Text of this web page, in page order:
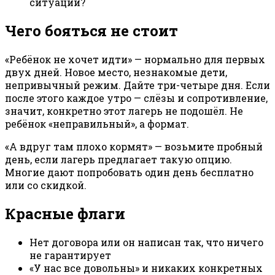
Чего бояться не стоит
«Ребёнок не хочет идти» — нормально для первых
двух дней. Новое место, незнакомые дети,
непривычный режим. Дайте три-четыре дня. Если
после этого каждое утро — слёзы и сопротивление,
значит, конкретно этот лагерь не подошёл. Не
ребёнок «неправильный», а формат.
«А вдруг там плохо кормят» — возьмите пробный
день, если лагерь предлагает такую опцию.
Многие дают попробовать один день бесплатно
или со скидкой.
Красные флаги
Нет договора или он написан так, что ничего
не гарантирует
«У нас все довольны» и никаких конкретных